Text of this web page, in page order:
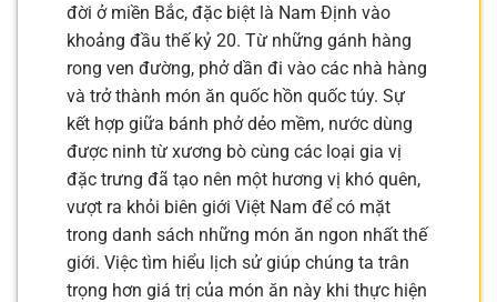
đời ở miền Bắc, đặc biệt là Nam Định vào
khoảng đầu thế kỷ 20. Từ những gánh hàng
rong ven đường, phở dần đi vào các nhà hàng
và trở thành món ăn quốc hồn quốc túy. Sự
kết hợp giữa bánh phở dẻo mềm, nước dùng
được ninh từ xương bò cùng các loại gia vị
đặc trưng đã tạo nên một hương vị khó quên,
vượt ra khỏi biên giới Việt Nam để có mặt
trong danh sách những món ăn ngon nhất thế
giới. Việc tìm hiểu lịch sử giúp chúng ta trân
trọng hơn giá trị của món ăn này khi thực hiện